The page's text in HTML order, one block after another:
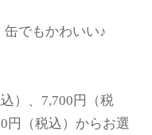
でもかわいい♪
）、7,700円（税
円（税込）からお選